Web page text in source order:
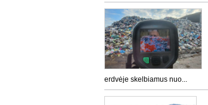
erdvėje skelbiamus nuo...